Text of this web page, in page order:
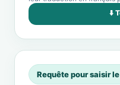
⬇️
Requête pour saisir